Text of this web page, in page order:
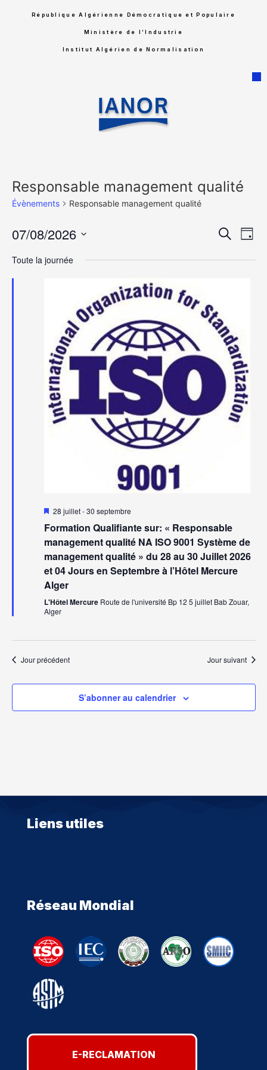
République Algérienne Démocratique et Populaire
Ministère de l’Industrie
Institut Algérien de Normalisation
Responsable management qualité
Évènements Responsable management qualité
et
vues
Recherche
Jour
07/08/2026
une
date.
Toute la journée
Mis
avant
28 juillet-30 septembre
Formation Qualifiante sur: « Responsable
management qualité NA ISO 9001 Système de
management qualité » du 28 au 30 Juillet 2026
et 04 Jours en Septembre à l’Hôtel Mercure
Alger
L'Hôtel Mercure Route de l'université Bp 12 5 juillet Bab Zouar,
Alger
Jour précédent Jour suivant
S’abonner au calendrier
Liens utiles
Réseau Mondial
E-RECLAMATION